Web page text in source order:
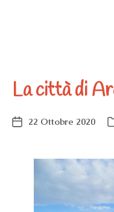
La città di
22 Ottobre 2020